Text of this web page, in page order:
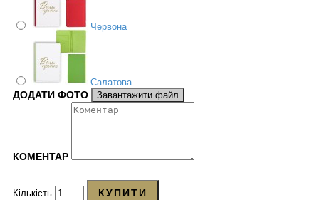
Червона
Салатова
ДОДАТИ ФОТО Завантажити файл
КОМЕНТАР
Кількість КУПИТИ